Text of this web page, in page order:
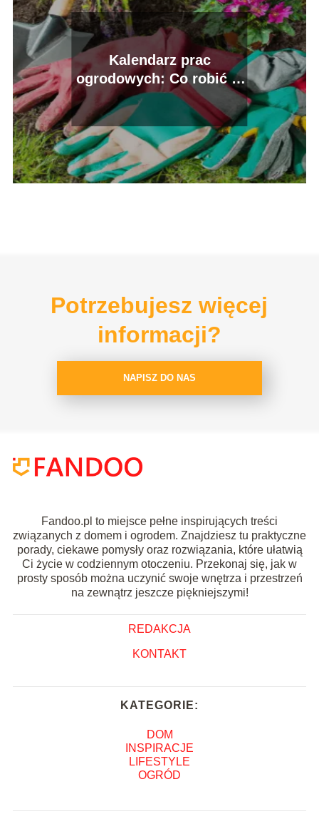
Kalendarz prac
ogrodowych: Co robić w
ogrodzie przez cały rok
Potrzebujesz więcej
informacji?
NAPISZ DO NAS
Fandoo.pl to miejsce pełne inspirujących treści
związanych z domem i ogrodem. Znajdziesz tu praktyczne
porady, ciekawe pomysły oraz rozwiązania, które ułatwią
Ci życie w codziennym otoczeniu. Przekonaj się, jak w
prosty sposób można uczynić swoje wnętrza i przestrzeń
na zewnątrz jeszcze piękniejszymi!
REDAKCJA
KONTAKT
KATEGORIE:
DOM
INSPIRACJE
LIFESTYLE
OGRÓD